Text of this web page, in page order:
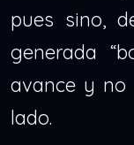
pues sino,
generada
avance y no
lado.